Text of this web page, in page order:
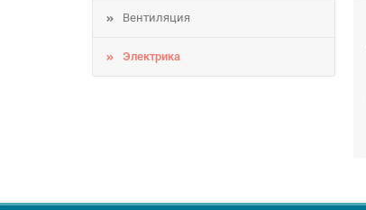
Вентиляция
Электрика